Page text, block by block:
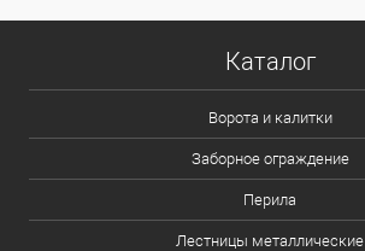
Каталог
Ворота и калитки
Заборное ограждение
Перила
Лестницы металлические